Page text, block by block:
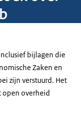
bijlagen die
Zaken en
zijn verstuurd. Het
open overheid